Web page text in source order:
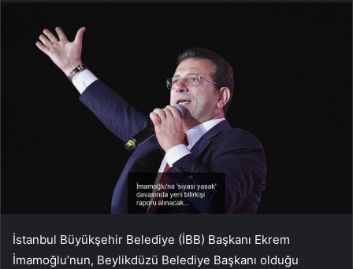
İstanbul Büyükşehir Belediye (İBB) Başkanı Ekrem
İmamoğlu’nun, Beylikdüzü Belediye Başkanı olduğu